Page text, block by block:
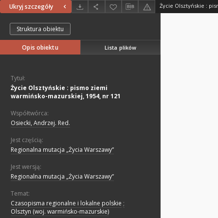
Ukryj szczegóły
Struktura obiektu
Opis obiektu Lista plików
Tytuł:
Życie Olsztyńskie : pismo ziemi
warmińsko-mazurskiej, 1954, nr 121
Współtwórca:
Osiecki, Andrzej. Red.
Jest częścią:
Regionalna mutacja „Życia Warszawy”
Jest wersją:
Regionalna mutacja „Życia Warszawy”
Temat:
Czasopisma regionalne i lokalne polskie ;
Olsztyn (woj. warmińsko-mazurskie)